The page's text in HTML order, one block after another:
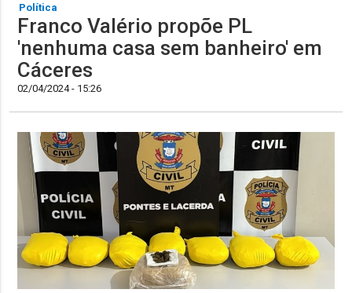
Política
Franco Valério propõe PL
'nenhuma casa sem banheiro' em
Cáceres
02/04/2024 - 15:26